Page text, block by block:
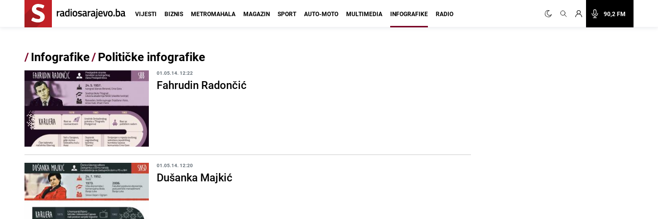
90,2 FM
VIJESTI BIZNIS METROMAHALA MAGAZIN SPORT AUTO-MOTO MULTIMEDIA INFOGRAFIKE RADIO
/Infografike/Političke infografike
01.05.14. 12:22
Fahrudin Radončić
01.05.14. 12:20
Dušanka Majkić